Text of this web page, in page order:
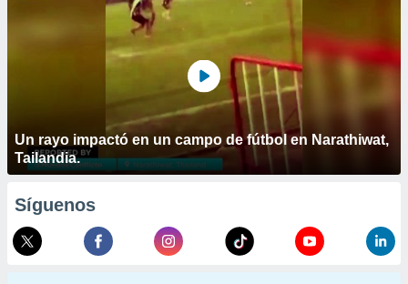
Un rayo impactó en un campo de fútbol en Narathiwat,
Tailandia.
Síguenos